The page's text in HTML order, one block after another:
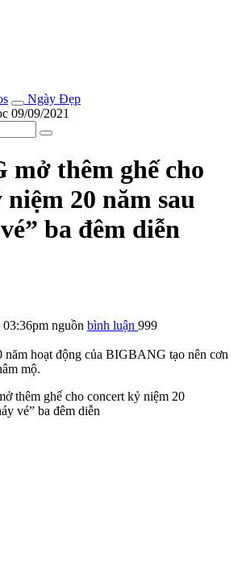
Ngày Đẹp
09/09/2021
mở thêm ghế cho
20 năm sau
ba đêm diễn
03:36pm nguồn bình luận 999
hoạt động của BIGBANG tạo nên cơn
mộ.